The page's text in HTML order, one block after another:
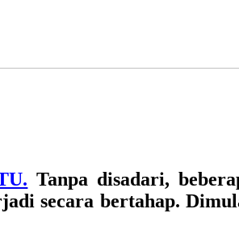
Tanpa disadari,
secara bertahap.